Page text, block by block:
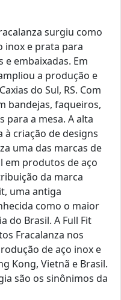
surgiu como
inox e prata para
embaixadas. Em
a produção e
do Sul, RS. Com
bandejas, faqueiros,
para a mesa. A alta
criação de designs
uma das marcas de
em produtos de aço
da marca
uma antiga
como o maior
do Brasil. A Full Fit
Fracalanza nos
de aço inox e
Kong, Vietnã e Brasil.
são os sinônimos da